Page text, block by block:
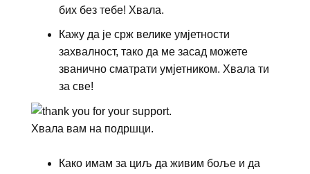
бих без тебе! Хвала.
Кажу да је срж велике умјетности
захвалност, тако да ме засад можете
званично сматрати умјетником. Хвала ти
за све!
Хвала вам на подршци.
Како имам за циљ да живим боље и да